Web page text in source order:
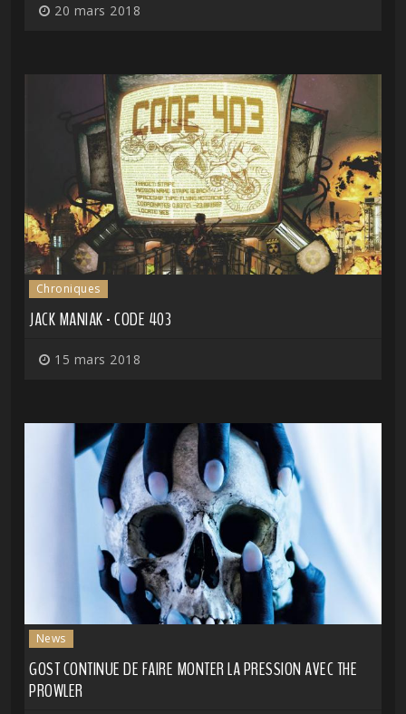
20 mars 2018
Chroniques
JACK MANIAK - CODE 403
15 mars 2018
News
GOST CONTINUE DE FAIRE MONTER LA PRESSION AVEC THE
PROWLER